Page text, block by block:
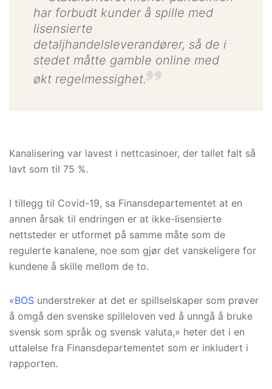
har forbudt kunder å spille med
lisensierte
detaljhandelsleverandører, så de i
stedet måtte gamble online med
økt regelmessighet.
Kanalisering var lavest i nettcasinoer, der tallet falt så
lavt som til 75 %.
I tillegg til Covid-19, sa Finansdepartementet at en
annen årsak til endringen er at ikke-lisensierte
nettsteder er utformet på samme måte som de
regulerte kanalene, noe som gjør det vanskeligere for
kundene å skille mellom de to.
«BOS understreker at det er spillselskaper som prøver
å omgå den svenske spilleloven ved å unngå å bruke
svensk som språk og svensk valuta,» heter det i en
uttalelse fra Finansdepartementet som er inkludert i
rapporten.